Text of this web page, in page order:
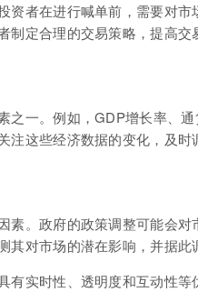
资者在进行喊单前，需要对
定合理的交易策略，提高交
之一。例如，GDP增长率、
这些经济数据的变化，及时
素。政府的政策调整可能会
对市场的潜在影响，并据此
有实时性、透明度和互动性